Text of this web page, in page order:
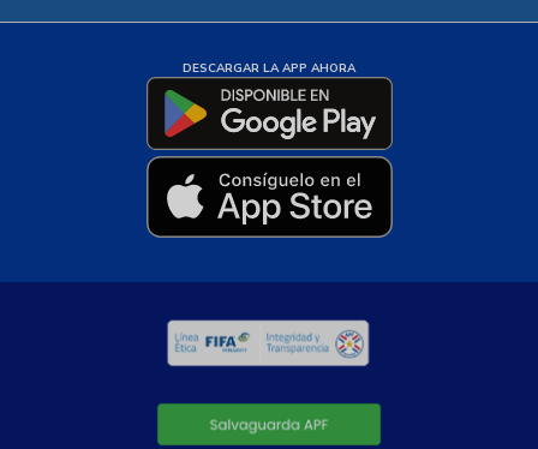
DESCARGAR LA APP AHORA